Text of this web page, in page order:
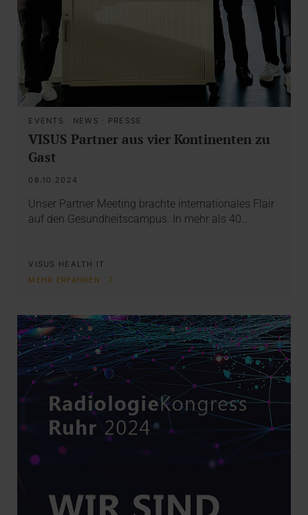
EVENTS · NEWS · PRESSE
VISUS Partner aus vier Kontinenten zu
Gast
08.10.2024
Unser Partner Meeting brachte internationales Flair
auf den Gesundheitscampus. In mehr als 40…
VISUS HEALTH IT
MEHR ERFAHREN